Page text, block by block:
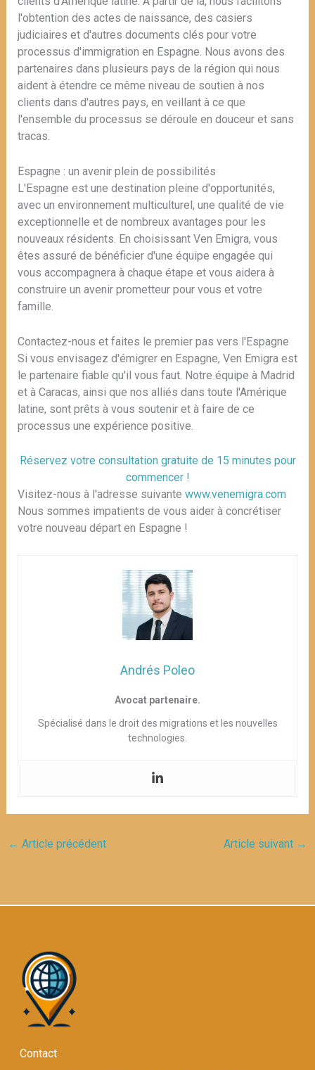
l'obtention des actes de naissance, des casiers
judiciaires et d'autres documents clés pour votre
processus d'immigration en Espagne. Nous avons des
partenaires dans plusieurs pays de la région qui nous
aident à étendre ce même niveau de soutien à nos
clients dans d'autres pays, en veillant à ce que
l'ensemble du processus se déroule en douceur et sans
tracas.
Espagne : un avenir plein de possibilités
L'Espagne est une destination pleine d'opportunités,
avec un environnement multiculturel, une qualité de vie
exceptionnelle et de nombreux avantages pour les
nouveaux résidents. En choisissant Ven Emigra, vous
êtes assuré de bénéficier d'une équipe engagée qui
vous accompagnera à chaque étape et vous aidera à
construire un avenir prometteur pour vous et votre
famille.
Contactez-nous et faites le premier pas vers l'Espagne
Si vous envisagez d'émigrer en Espagne, Ven Emigra est
le partenaire fiable qu'il vous faut. Notre équipe à Madrid
et à Caracas, ainsi que nos alliés dans toute l'Amérique
latine, sont prêts à vous soutenir et à faire de ce
processus une expérience positive.
Réservez votre consultation gratuite de 15 minutes pour
commencer !
Visitez-nous à l'adresse suivante www.venemigra.com
Nous sommes impatients de vous aider à concrétiser
votre nouveau départ en Espagne !
Andrés Poleo
Avocat partenaire.
Spécialisé dans le droit des migrations et les nouvelles
technologies.
← Article précédent Article suivant →
Contact